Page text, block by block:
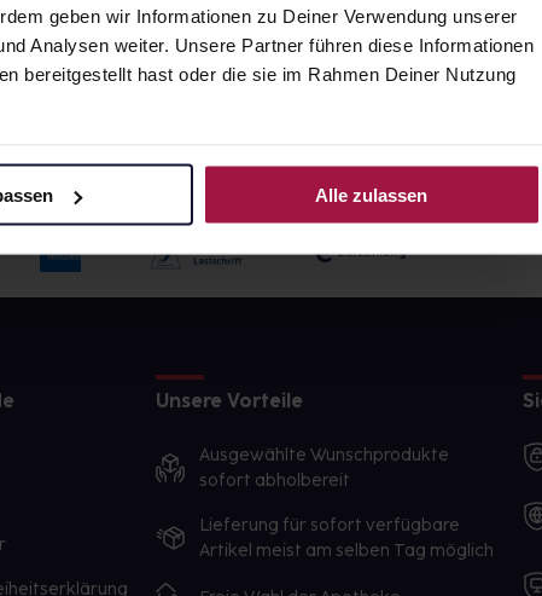
geben wir Informationen zu Deiner Verwendung unserer
Analysen weiter. Unsere Partner führen diese Informationen
bereitgestellt hast oder die sie im Rahmen Deiner Nutzung
Alle zulassen
Unsere Vorteile
Ausgewählte Wunschprodukte
sofort abholbereit
Lieferung für sofort verfügbare
Artikel meist am selben Tag möglich